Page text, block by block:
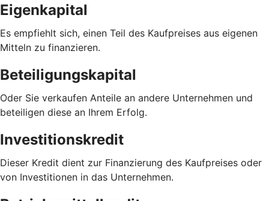
Eigenkapital
Es empfiehlt sich, einen Teil des Kaufpreises aus eigenen
Mitteln zu finanzieren.
Beteiligungskapital
Oder Sie verkaufen Anteile an andere Unternehmen und
beteiligen diese an Ihrem Erfolg.
Investitionskredit
Dieser Kredit dient zur Finanzierung des Kaufpreises oder
von Investitionen in das Unternehmen.